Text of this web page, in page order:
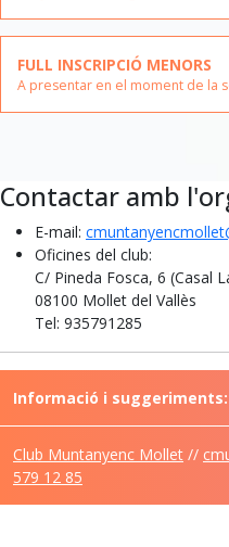
FULL INSCRIPCIÓ MENORS
A presentar en el moment de la
Contactar amb
E-mail:
Oficines del club:
C/ Pineda Fosca, 6 (Casal
08100 Mollet del Vallès
Tel: 935791285
Informació i suggeriments:
Club Muntanyenc Mollet //
579 12 85